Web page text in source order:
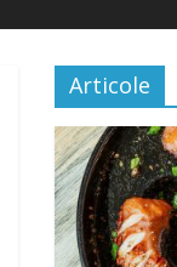
Articole